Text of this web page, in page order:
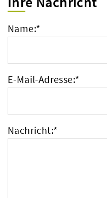
Name:*
E-Mail-Adresse:*
Nachricht:*